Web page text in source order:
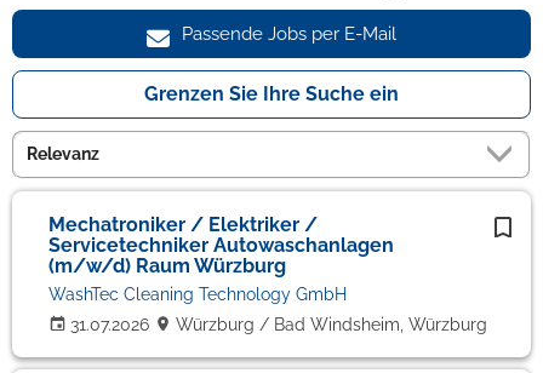
Passende Jobs per E-Mail
Grenzen Sie Ihre Suche ein
Mechatroniker / Elektriker /
Servicetechniker Autowaschanlagen
(m/w/d) Raum Würzburg
31.07.2026
WashTec Cleaning Technology GmbH
Würzburg / Bad Windsheim, Würzburg